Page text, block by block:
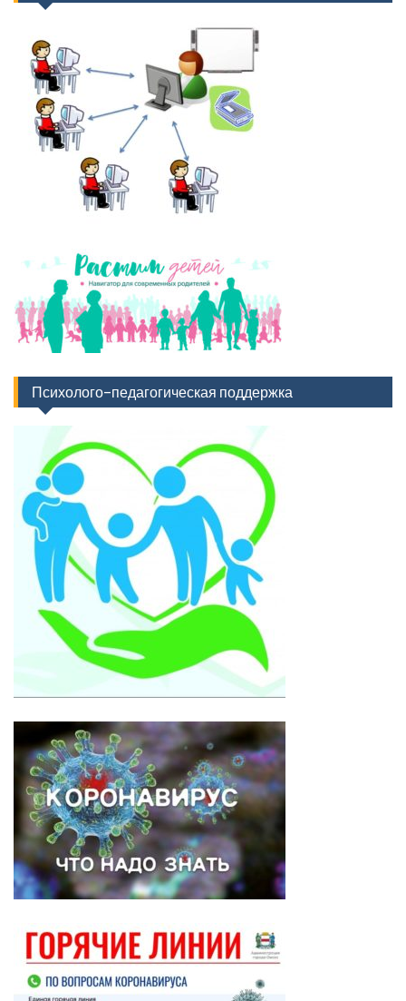
Психолого-педагогическая поддержка